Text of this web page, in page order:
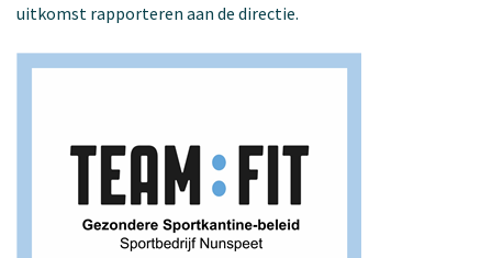
uitkomst rapporteren aan de directie.